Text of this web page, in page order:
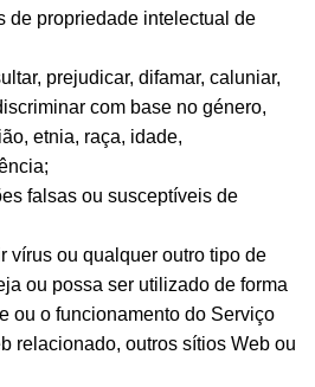
de propriedade intelectual de
prejudicar, difamar, caluniar,
com base no género,
etnia, raça, idade,
falsas ou susceptíveis de
vírus ou qualquer outro tipo de
ou possa ser utilizado de forma
ou o funcionamento do Serviço
relacionado, outros sítios Web ou